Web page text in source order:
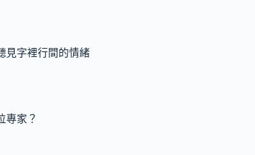
見字裡行間的情緒
專家？